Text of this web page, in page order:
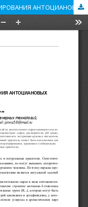
ОПТИМИЗАЦИЯ УСЛОВИЙ ЭКСТРАГИРОВАНИЯ АНТОЦИАНОВЫХ КРАСИТЕЛЕЙ ИЗ РАСТИТЕЛЬНОГО СЫРЬЯ